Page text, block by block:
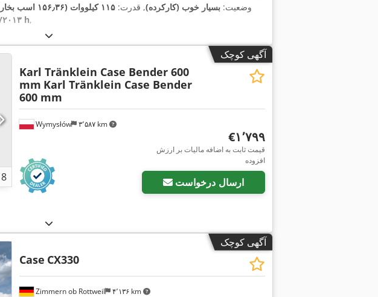
وضعیت: بسیار خوب (کارکرده), قدرت: ۱۱۵ کیلووات (۱۵۶٫۳۶ اسب بخار)
۰۷/ ۱۵٬۱۰۹ h,
آگهی کوچک
8
Wymysłów ۳٬۵۸۷ km
Karl Tränklein Case Bender 600
mm Karl Tränklein Case Bender
600 mm
‎€۱٬۷۹۹
قیمت ثابت به اضافه مالیات بر ارزش
افزوده
ارسال درخواست
آگهی کوچک
Zimmern ob Rottweil ۴٬۱۳۶ km
Case CX330